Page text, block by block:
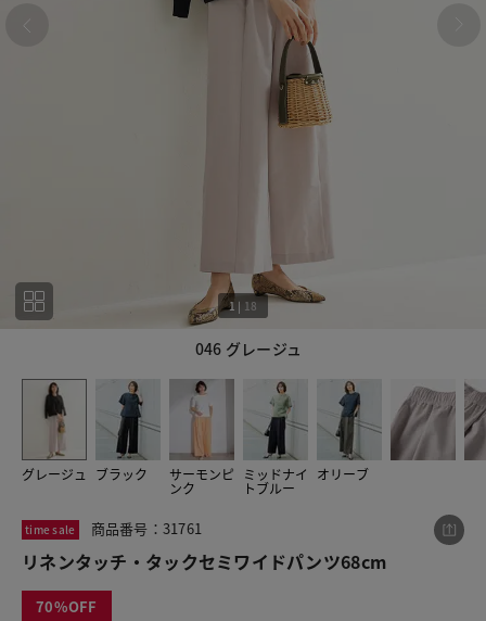
046 グレージュ
1 | 18
グレージュ ブラック サーモンピ
ンク
ミッドナイ
トブルー
オリーブ
1
time sale 商品番号：31761
リネンタッチ・タックセミワイドパンツ68cm
70
この商品をシェアする